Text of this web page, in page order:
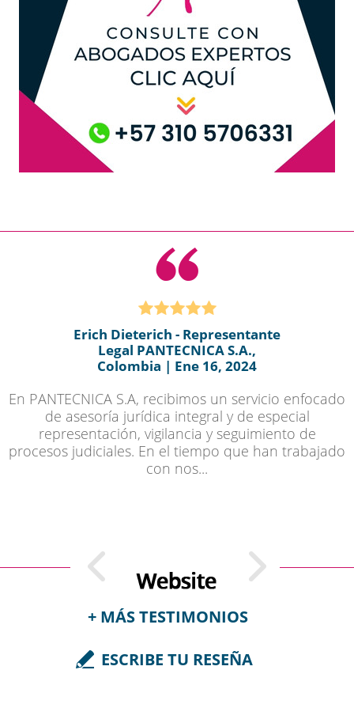
Erich Dieterich - Representante
Legal PANTECNICA S.A.,
Colombia | Ene 16, 2024
En PANTECNICA S.A, recibimos un servicio enfocado
de asesoría jurídica integral y de especial
representación, vigilancia y seguimiento de
procesos judiciales. En el tiempo que han trabajado
con nos...
+ MÁS TESTIMONIOS
ESCRIBE TU RESEÑA